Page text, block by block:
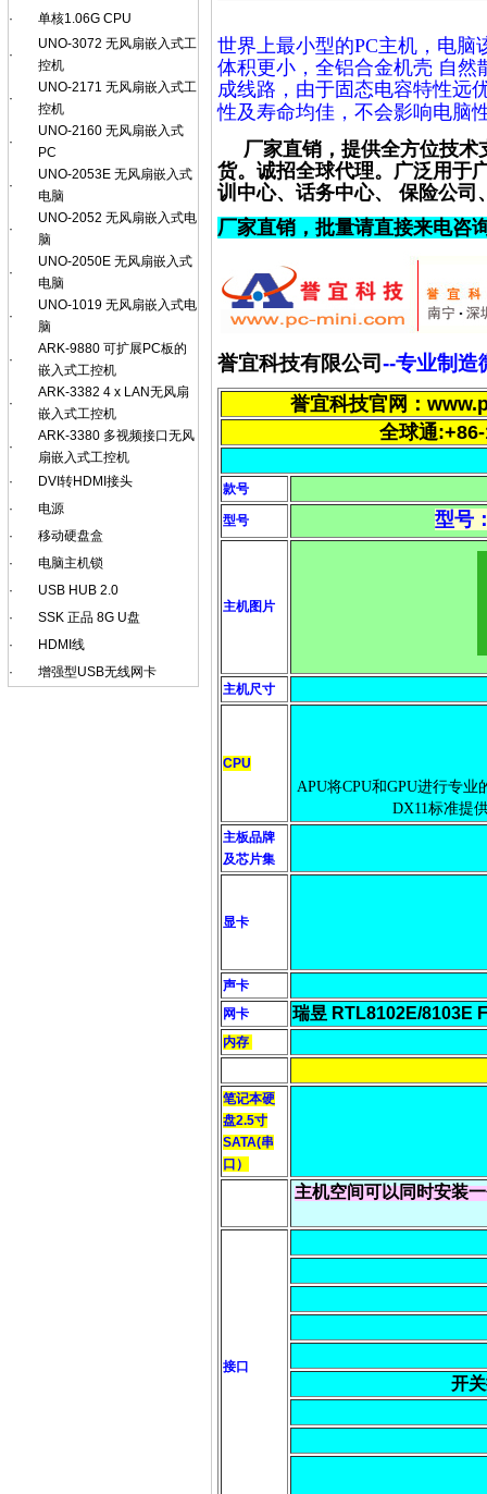
·
单核1.06G CPU
·
UNO-3072 无风扇嵌入式工
控机
·
UNO-2171 无风扇嵌入式工
控机
·
UNO-2160 无风扇嵌入式
PC
·
UNO-2053E 无风扇嵌入式
电脑
·
UNO-2052 无风扇嵌入式电
脑
·
UNO-2050E 无风扇嵌入式
电脑
·
UNO-1019 无风扇嵌入式电
脑
·
ARK-9880 可扩展PC板的
嵌入式工控机
·
ARK-3382 4 x LAN无风扇
嵌入式工控机
·
ARK-3380 多视频接口无风
扇嵌入式工控机
·
DVI转HDMI接头
·
电源
·
移动硬盘盒
·
电脑主机锁
·
USB HUB 2.0
·
SSK 正品 8G U盘
·
HDMI线
·
增强型USB无线网卡
世界上最小型的PC主机，电
体积更小，全铝合金机壳 自然
成线路，由于固态电容特性远
性及寿命均佳 ，不会影响电脑
厂家直销，提供全方位技
货。诚招全球代理。广泛用于
训中心、话务中心、 保险公司
厂家直销，批量请直接来电咨
誉宜科技有限公司--专业制造
誉宜科技官网：
全球通
款号
型号 型号
主机图片
主机尺寸
CPU
APU将CPU和GPU进行专
DX11标准提
主板品牌
及芯片集
显卡
声卡
网卡
瑞昱 RTL8102E/8103E
内存
笔记本硬
盘2.5寸
SATA(串
口）
主机空间可以同时安装
接口
开